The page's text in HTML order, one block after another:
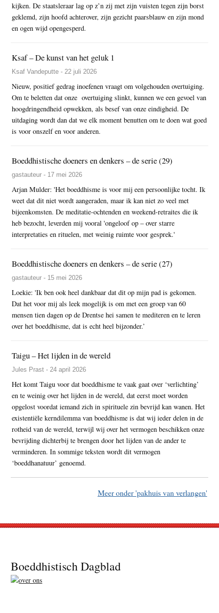
kijken. De staatsleraar lag op z’n zij met zijn vuisten tegen zijn borst
geklemd, zijn hoofd achterover, zijn gezicht paarsblauw en zijn mond
en ogen wijd opengesperd.
Ksaf – De kunst van het geluk 1
Ksaf Vandeputte - 22 juli 2026
Nieuw, positief gedrag inoefenen vraagt om volgehouden overtuiging.
Om te beletten dat onze overtuiging slinkt, kunnen we een gevoel van
hoogdringendheid opwekken, als besef van onze eindigheid. De
uitdaging wordt dan dat we elk moment benutten om te doen wat goed
is voor onszelf en voor anderen.
Boeddhistische doeners en denkers – de serie (29)
gastauteur - 17 mei 2026
Arjan Mulder: 'Het boeddhisme is voor mij een persoonlijke tocht. Ik
weet dat dit niet wordt aangeraden, maar ik kan niet zo veel met
bijeenkomsten. De meditatie-ochtenden en weekend-retraites die ik
heb bezocht, leverden mij vooral 'ongeloof op – over starre
interpretaties en rituelen, met weinig ruimte voor gesprek.'
Boeddhistische doeners en denkers – de serie (27)
gastauteur - 15 mei 2026
Loekie: 'Ik ben ook heel dankbaar dat dit op mijn pad is gekomen.
Dat het voor mij als leek mogelijk is om met een groep van 60
mensen tien dagen op de Drentse hei samen te mediteren en te leren
over het boeddhisme, dat is echt heel bijzonder.’
Taigu – Het lijden in de wereld
Jules Prast - 24 april 2026
Het komt Taigu voor dat boeddhisme te vaak gaat over ‘verlichting’
en te weinig over het lijden in de wereld, dat eerst moet worden
opgelost voordat iemand zich in spirituele zin bevrijd kan wanen. Het
existentiële kerndilemma van boeddhisme is dat wij ieder delen in de
rotheid van de wereld, terwijl wij over het vermogen beschikken onze
bevrijding dichterbij te brengen door het lijden van de ander te
verminderen. In sommige teksten wordt dit vermogen
‘boeddhanatuur’ genoemd.
Meer onder 'pakhuis van verlangen'
Footer
Boeddhistisch Dagblad